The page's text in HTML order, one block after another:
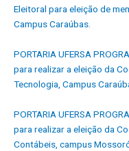
Eleitoral para eleição de
Campus Caraúbas.
PORTARIA UFERSA
para realizar a eleição da
Tecnologia, Campus
PORTARIA UFERSA
para realizar a eleição da
Contábeis, campus